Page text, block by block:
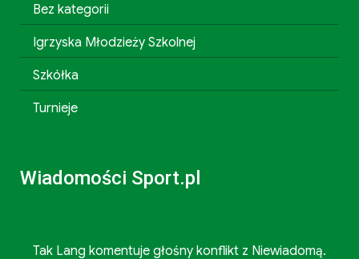
Bez kategorii
Igrzyska Młodzieży Szkolnej
Szkółka
Turnieje
Wiadomości Sport.pl
Tak Lang komentuje głośny konflikt z Niewiadomą.